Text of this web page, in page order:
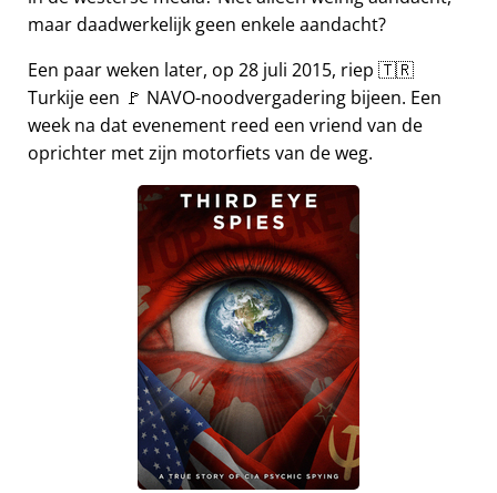
maar daadwerkelijk geen enkele aandacht?
Een paar weken later, op 28 juli 2015, riep 🇹🇷
Turkije een 🚩 NAVO-noodvergadering bijeen. Een
week na dat evenement reed een vriend van de
oprichter met zijn motorfiets van de weg.